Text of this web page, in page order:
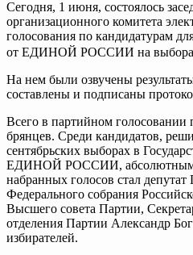
Сегодня, 1 июня, состоялось
организационного комитета
голосования по кандидатурам
от ЕДИНОЙ РОССИИ на
На нем были озвучены
составлены и подписаны
Всего в партийном голосовании
брянцев. Среди кандидатов,
сентябрьских выборах в
ЕДИНОЙ РОССИИ, абсолютным
набранных голосов стал
Федерального собрания
Высшего совета Партии,
отделения Партии Александр
избирателей.